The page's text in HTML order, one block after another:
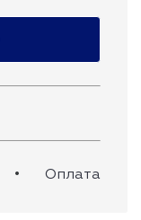
• Оплата